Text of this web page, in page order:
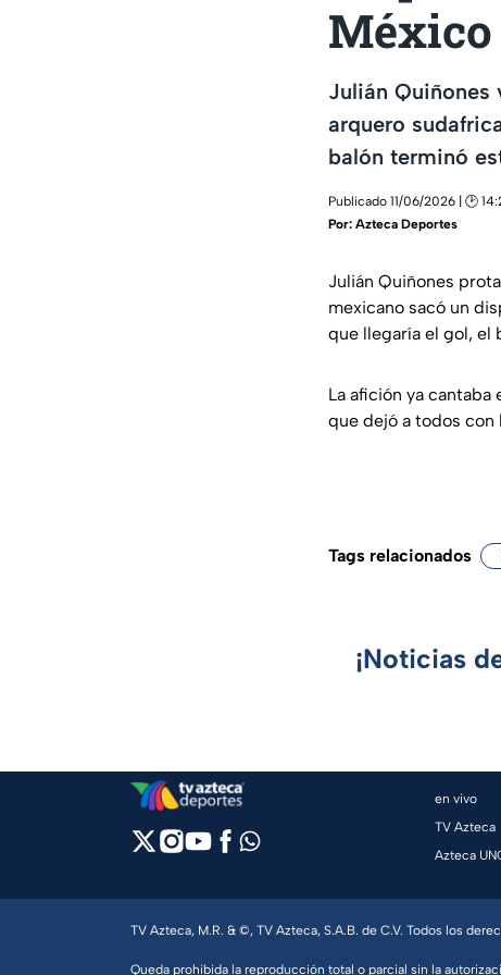
México
Julián Quiñones
arquero
balón terminó
Publicado 11/06/2026 | 🕑
Por: Azteca Deportes
Julián Quiñones
mexicano sacó un
que llegaría el gol, el
La afición ya
que dejó a todos con
Tags relacionados
¡Noticias
en vivo
TV Azteca
Azteca
TV Azteca, M.R. & ©, TV Azteca, S.A.B. de C.V. Todos los
Queda prohibida la reproducción total o parcial sin la